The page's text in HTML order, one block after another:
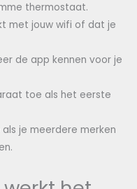
thermostaat.
met jouw wifi of dat je
de app kennen voor je
toe als het eerste
je meerdere merken